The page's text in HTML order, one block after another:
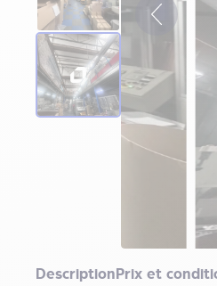
Description Prix et